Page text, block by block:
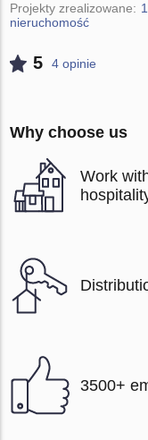
Projekty zrealizowane: 1
nieruchomość
5 4 opinie
Why choose us
Work
3500+